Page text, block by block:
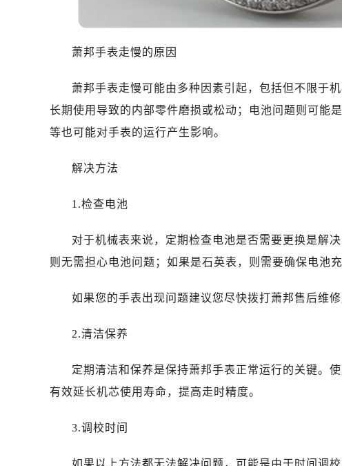
萧邦手表走慢的原因
萧邦手表走慢可能由多种因素引起，包括但不限于
长期使用导致的内部零件磨损或松动；电池问题则可能
等也可能对手表的运行产生影响。
解决方法
1.检查电池
对于机械表来说，定期检查电池是否需要更换是解
则无需担心电池问题；如果是石英表，则需要确保电池
如果您的手表出现问题建议您尽快拨打萧邦售后维
2.清洁保养
定期清洁和保养是保持萧邦手表正常运行的关键。
有效延长机芯使用寿命，提高走时精度。
3.调校时间